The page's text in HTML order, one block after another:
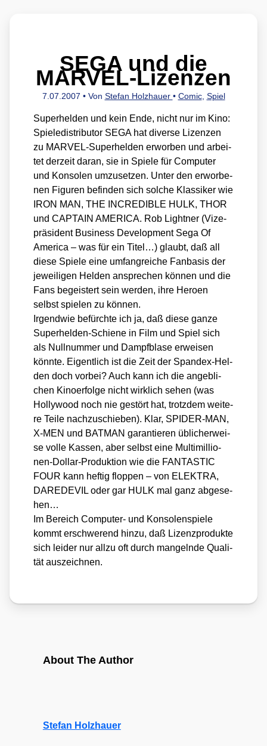
SEGA und die
MARVEL-Lizenzen
7.07.2007 • Von Stefan Holzhauer • Comic, Spiel
Super­hel­den und kein Ende, nicht nur im Kino:
Spie­l­e­dis­tri­bu­tor SEGA hat diver­se Lizen­zen
zu MAR­VEL-Super­hel­den erwor­ben und arbei­
tet der­zeit dar­an, sie in Spie­le für Com­pu­ter
und Kon­so­len umzu­set­zen. Unter den erwor­be­
nen Figu­ren befin­den sich sol­che Klas­si­ker wie
IRON MAN, THE INCREDIBLE HULK, THOR
und CAPTAIN AMERICA. Rob Light­ner (Vize­
prä­si­dent Busi­ness Deve­lo­p­ment Sega Of
Ame­ri­ca – was für ein Titel…) glaubt, daß all
die­se Spie­le eine umfang­rei­che Fan­ba­sis der
jewei­li­gen Hel­den anspre­chen kön­nen und die
Fans begeis­tert sein wer­den, ihre Hero­en
selbst spie­len zu kön­nen.
Irgend­wie befürch­te ich ja, daß die­se gan­ze
Super­hel­den-Schie­ne in Film und Spiel sich
als Null­num­mer und Dampf­bla­se erwei­sen
könn­te. Eigent­lich ist die Zeit der Span­d­ex-Hel­
den doch vor­bei? Auch kann ich die angeb­li­
chen Kino­er­fol­ge nicht wirk­lich sehen (was
Hol­ly­wood noch nie gestört hat, trotz­dem wei­te­
re Tei­le nach­zu­schie­ben). Klar, SPIDER-MAN,
X‑MEN und BATMAN garan­tie­ren übli­cher­wei­
se vol­le Kas­sen, aber selbst eine Mul­ti­mil­lio­
nen-Dol­lar-Pro­duk­ti­on wie die FANTASTIC
FOUR kann hef­tig flop­pen – von ELEKTRA,
DAREDEVIL oder gar HULK mal ganz abge­se­
hen…
Im Bereich Com­pu­ter- und Kon­so­len­spie­le
kommt erschwe­rend hin­zu, daß Lizenz­pro­duk­te
sich lei­der nur all­zu oft durch man­geln­de Qua­li­
tät aus­zeich­nen.
About The Author
Stefan Holzhauer